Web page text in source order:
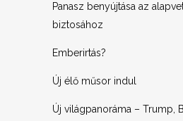
Panasz benyújtása az
biztosához
Emberirtás?
Új élő műsor indul
Új világpanoráma – Trump,